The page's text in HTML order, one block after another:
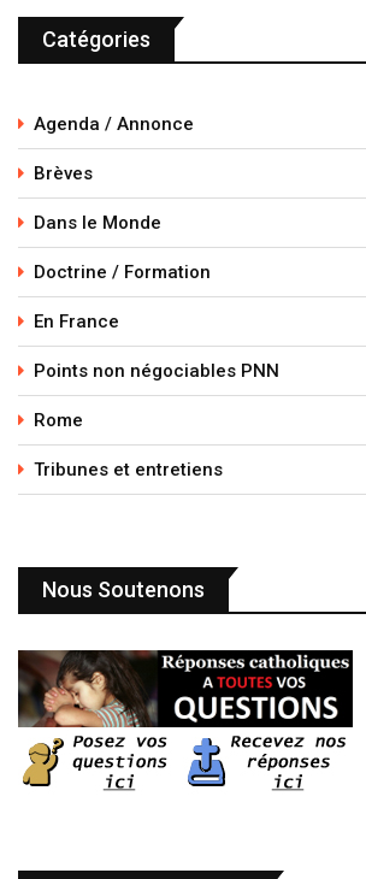
Catégories
Agenda / Annonce
Brèves
Dans le Monde
Doctrine / Formation
En France
Points non négociables PNN
Rome
Tribunes et entretiens
Nous Soutenons